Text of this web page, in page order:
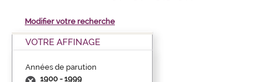
Modifier votre recherche
VOTRE AFFINAGE
Années de parution
1900 - 1999